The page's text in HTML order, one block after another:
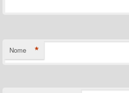
Nome *